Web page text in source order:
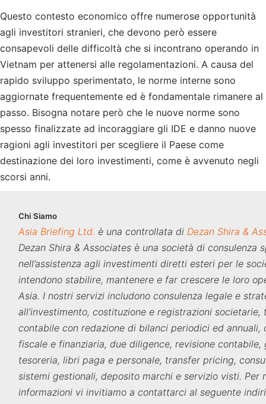
Questo contesto economico offre numerose opportunità
agli investitori stranieri, che devono però essere
consapevoli delle difficoltà che si incontrano operando in
Vietnam per attenersi alle regolamentazioni. A causa del
rapido sviluppo sperimentato, le norme interne sono
aggiornate frequentemente ed è fondamentale rimanere al
passo. Bisogna notare però che le nuove norme sono
spesso finalizzate ad incoraggiare gli IDE e danno nuove
ragioni agli investitori per scegliere il Paese come
destinazione dei loro investimenti, come è avvenuto negli
scorsi anni.
Chi Siamo
Asia Briefing Ltd. è una controllata di Dezan Shira &
Dezan Shira & Associates è una società di consulenza
nell’assistenza agli investimenti diretti esteri per le
intendono stabilire, mantenere e far crescere le loro
Asia. I nostri servizi includono consulenza legale e
all’investimento, costituzione e registrazioni societarie,
contabile con redazione di bilanci periodici ed annuali,
fiscale e finanziaria, due diligence, revisione contabile,
tesoreria, libri paga e personale, transfer pricing,
sistemi gestionali, deposito marchi e servizio visti. Per
informazioni vi invitiamo a contattarci al seguente